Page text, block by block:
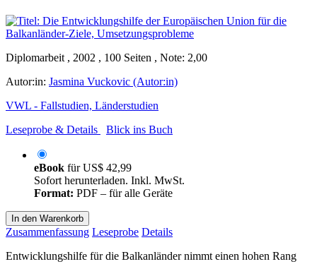
Diplomarbeit , 2002 , 100 Seiten , Note: 2,00
Autor:in: Jasmina Vuckovic (Autor:in)
VWL - Fallstudien, Länderstudien
Leseprobe & Details
Blick ins Buch
eBook fürUS$ 42,99
Sofort herunterladen. Inkl. MwSt.
Format: PDF – für alle Geräte
In den Warenkorb
Zusammenfassung Leseprobe Details
Entwicklungshilfe für die Balkanländer nimmt einen hohen Rang